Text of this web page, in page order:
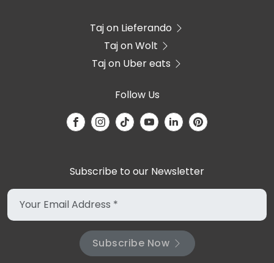
Taj on Lieferando
Taj on Wolt
Taj on Uber eats
Follow Us
Subscribe to our Newsletter
Subscribe Now